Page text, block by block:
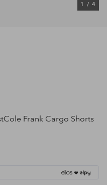
1 / 4
Frank Cargo Shorts